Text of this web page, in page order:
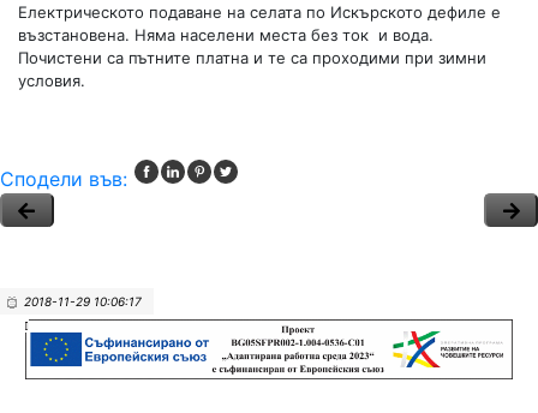
Електрическото подаване на селата по Искърското дефиле е
възстановена. Няма населени места без ток и вода.
Почистени са пътните платна и те са проходими при зимни
условия.
Сподели във:
2018-11-29 10:06:17